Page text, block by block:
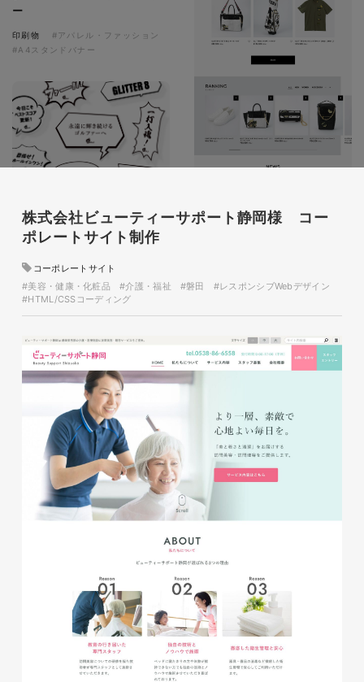
glitter8様 ECサイト制作
#レスポンシブWebデザイン
ー
印刷物
#アパレル・ファッション
#A4スタンドバナー
印刷物
#アパレル・ファッション
#吹き出しPOP
glitter8様 チラシ
#アパレル・ファッション
glitter8様 カタログ
印刷物
#アパレル・ファッション
#カタログ
株式会社ビューティーサポート静岡様 コー
ポレートサイト制作
コーポレートサイト
#美容・健康・化粧品
#介護・福祉 #磐田
#レスポンシブWebデザイン
#HTML/CSSコーディング